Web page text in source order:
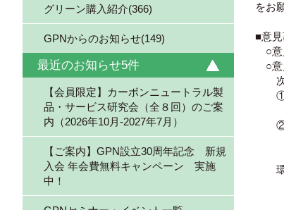
グリーン購入紹介(366)
GPNからのお知らせ(149)
最近のお知らせ5件
【会員限定】カーボンニュートラル製
品・サービス研究会（全８回）のご案
内（2026年10月-2027年7月）
【ご案内】GPN設立30周年記念 新規
入会 年会費無料キャンペーン 実施
中！
をお
■意
○意
○意
次
①電
「
②電
（
電
環